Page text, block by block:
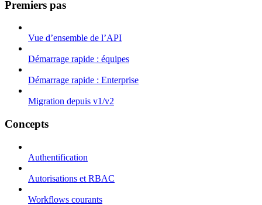
Premiers pas
Vue d’ensemble de l’API
Démarrage rapide : équipes
Démarrage rapide : Enterprise
Migration depuis v1/v2
Concepts
Authentification
Autorisations et RBAC
Workflows courants